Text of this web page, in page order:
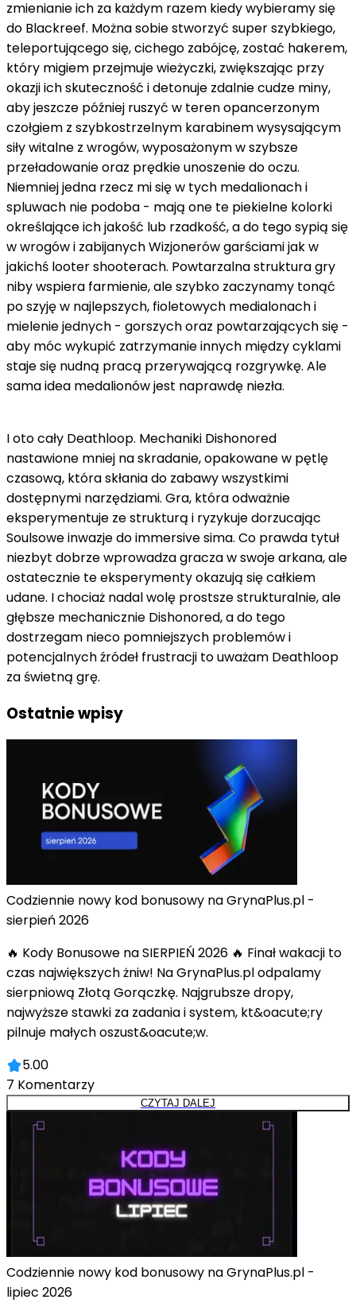
zmienianie ich za każdym razem kiedy wybieramy się
do Blackreef. Można sobie stworzyć super szybkiego,
teleportującego się, cichego zabójcę, zostać hakerem,
który migiem przejmuje wieżyczki, zwiększając przy
okazji ich skuteczność i detonuje zdalnie cudze miny,
aby jeszcze później ruszyć w teren opancerzonym
czołgiem z szybkostrzelnym karabinem wysysającym
siły witalne z wrogów, wyposażonym w szybsze
przeładowanie oraz prędkie unoszenie do oczu.
Niemniej jedna rzecz mi się w tych medalionach i
spluwach nie podoba - mają one te piekielne kolorki
określające ich jakość lub rzadkość, a do tego sypią się
w wrogów i zabijanych Wizjonerów garściami jak w
jakichś looter shooterach. Powtarzalna struktura gry
niby wspiera farmienie, ale szybko zaczynamy tonąć
po szyję w najlepszych, fioletowych medialonach i
mielenie jednych - gorszych oraz powtarzających się -
aby móc wykupić zatrzymanie innych między cyklami
staje się nudną pracą przerywającą rozgrywkę. Ale
sama idea medalionów jest naprawdę niezła.
I oto cały Deathloop. Mechaniki Dishonored
nastawione mniej na skradanie, opakowane w pętlę
czasową, która skłania do zabawy wszystkimi
dostępnymi narzędziami. Gra, która odważnie
eksperymentuje ze strukturą i ryzykuje dorzucając
Soulsowe inwazje do immersive sima. Co prawda tytuł
niezbyt dobrze wprowadza gracza w swoje arkana, ale
ostatecznie te eksperymenty okazują się całkiem
udane. I chociaż nadal wolę prostsze strukturalnie, ale
głębsze mechanicznie Dishonored, a do tego
dostrzegam nieco pomniejszych problemów i
potencjalnych źródeł frustracji to uważam Deathloop
za świetną grę.
Ostatnie wpisy
Codziennie nowy kod bonusowy na GrynaPlus.pl -
sierpień 2026
🔥 Kody Bonusowe na SIERPIEŃ 2026 🔥 Finał wakacji to
czas największych żniw! Na GrynaPlus.pl odpalamy
sierpniową Złotą Gorączkę. Najgrubsze dropy,
najwyższe stawki za zadania i system, kt&oacute;ry
pilnuje małych oszust&oacute;w.
5.00
7 Komentarzy
CZYTAJ DALEJ
Codziennie nowy kod bonusowy na GrynaPlus.pl -
lipiec 2026